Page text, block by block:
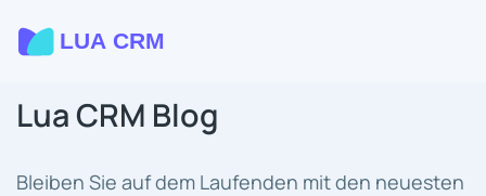
Lua CRM Blog
Bleiben Sie auf dem Laufenden mit den neuesten